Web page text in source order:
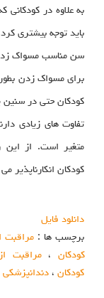
به علاوه در کودکانی
باید توجه بیشتری
سن مناسب مسواک
برای مسواک زدن
کودکان حتی در سنین
تفاوت های زیادی
متغیر است. از
کودکان انکارناپذیر
دانلود فايل
برچسب ها : مراقبت
کودکان ،مراقبت
کودکان، دندانپزشکی